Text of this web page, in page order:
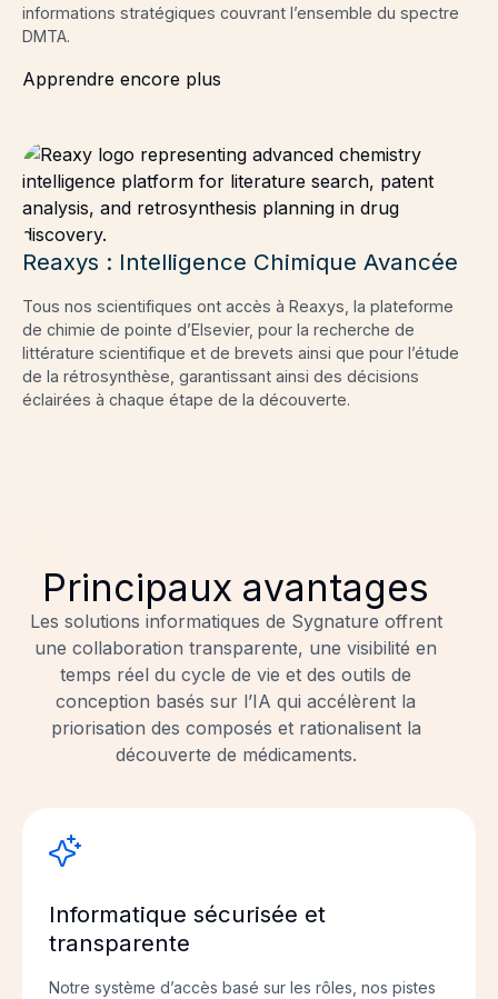
informations stratégiques couvrant l’ensemble du spectre
DMTA.
Apprendre encore plus
Reaxys : Intelligence Chimique Avancée
Tous nos scientifiques ont accès à Reaxys, la plateforme
de chimie de pointe d’Elsevier, pour la recherche de
littérature scientifique et de brevets ainsi que pour l’étude
de la rétrosynthèse, garantissant ainsi des décisions
éclairées à chaque étape de la découverte.
Principaux avantages
Les solutions informatiques de Sygnature offrent
une collaboration transparente, une visibilité en
temps réel du cycle de vie et des outils de
conception basés sur l’IA qui accélèrent la
priorisation des composés et rationalisent la
découverte de médicaments.
Informatique sécurisée et
transparente
Notre système d’accès basé sur les rôles, nos pistes